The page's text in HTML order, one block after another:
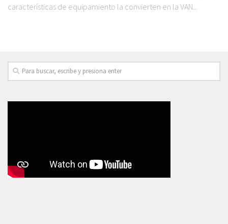
características de equipamiento la convierten en la VAN...